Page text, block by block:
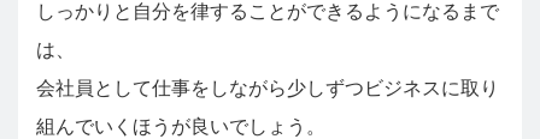
しっかりと自分を律することができるようになるまで
は、
会社員として仕事をしながら少しずつビジネスに取り
組んでいくほうが良いでしょう。